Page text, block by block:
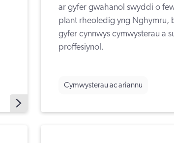
ar gyfer gwahanol swyddi o
plant rheoledig yng Nghymru,
gyfer cynnwys cymwysterau a
proffesiynol.
Cymwysterau ac ariannu